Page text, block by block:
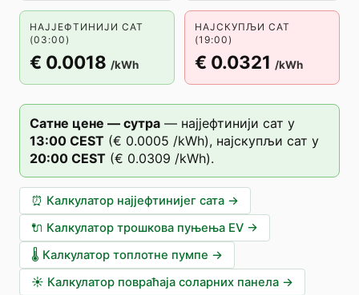
НАЈЈЕФТИНИЈИ САТ
(03:00)
€ 0.0018 /kWh
НАЈСКУПЉИ САТ
(19:00)
€ 0.0321 /kWh
Сатне цене — сутра — најјефтинији сат у
13:00 CEST (€ 0.0005 /kWh), најскупљи сат у
20:00 CEST (€ 0.0309 /kWh).
⏰ Калкулатор најјефтинијег сата →
🔌 Калкулатор трошкова пуњења EV →
🌡️ Калкулатор топлотне пумпе →
☀️ Калкулатор повраћаја соларних панела →